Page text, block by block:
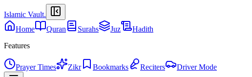
Islamic Vault.
Home
Quran Surahs Juz
Hadith
Features
Prayer Times Zikr Bookmarks Reciters Driver Mode